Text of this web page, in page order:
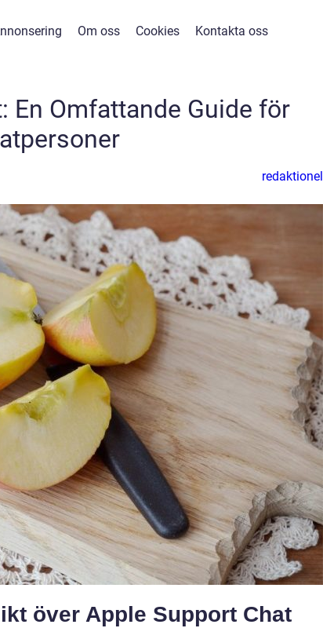
Om oss Cookies Kontakta oss
En Omfattande Guide för
redaktionel
över Apple Support Chat